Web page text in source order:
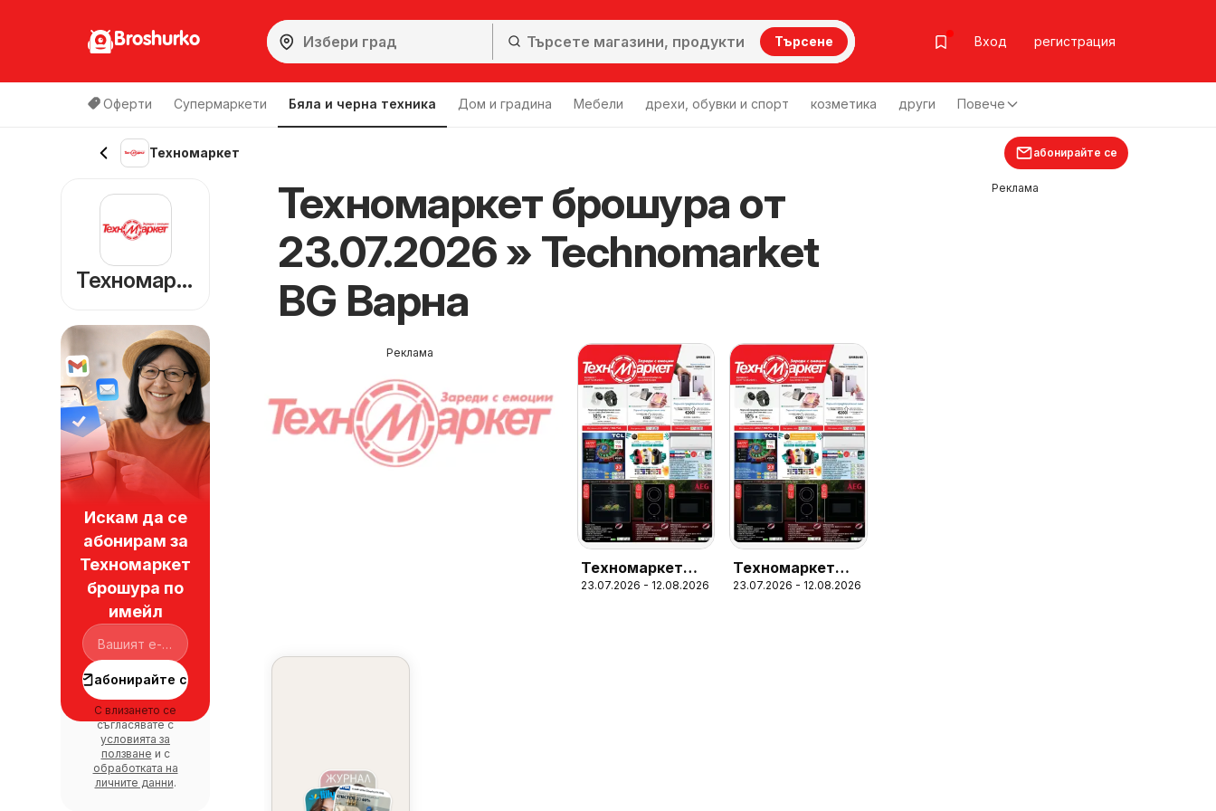
Broshurko Търсене Вход регистрация
Оферти Супермаркети Бяла и черна техника Дом и градина Мебели дрехи, обувки и спорт козметика други Повече
Техномаркет абонирайте се
Техномаркет брошура от
23.07.2026 » Technomarket
BG Варна
Реклама
Техномаркет
брошура
23.07.2026 - 12.08.2026
Техномаркет
брошура -
23.07.2026 - 12.08.2026
Техномаркет
Искам да се
абонирам за
Техномаркет
брошура по
имейл
абонирайте се
С влизането се
съгласявате с
условията за
ползване и с
обработката на
личните данни.
Реклама